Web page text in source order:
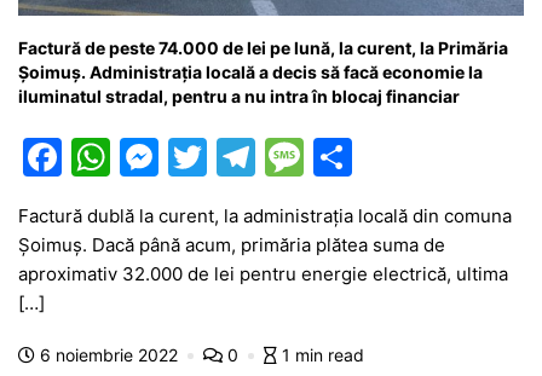
Factură de peste 74.000 de lei pe lună, la curent, la Primăria
Șoimuș. Administrația locală a decis să facă economie la
iluminatul stradal, pentru a nu intra în blocaj financiar
F
c
e
o
W
at
s
p
M
s
s
n
T
itt
er
T
el
e
gr
m
M
s
s
g
ta
je
z
Factură dublă la curent, la administrația locală din comuna
Șoimuș. Dacă până acum, primăria plătea suma de
aproximativ 32.000 de lei pentru energie electrică, ultima
[…]
6 noiembrie 2022 0 1 min read